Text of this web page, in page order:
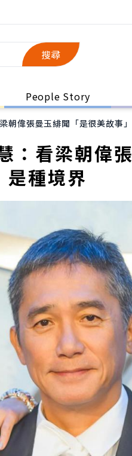
搜尋
People Story
朝偉張曼玉緋聞「是很美故事
：看梁朝偉
種境界